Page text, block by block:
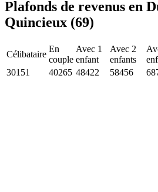
Plafonds de revenus en
Quincieux (69)
Célibataire
En
couple
Avec 1
enfant
Avec 2
enfants
30151
40265 48422 58456